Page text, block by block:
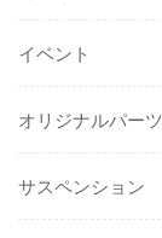
イベント
オリジナルパーツ
サスペンション